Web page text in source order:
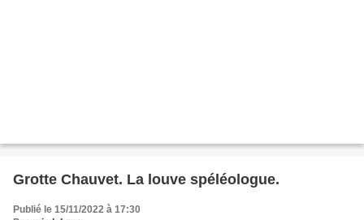
Grotte Chauvet. La louve spéléologue.
Publié le 15/11/2022 à 17:30